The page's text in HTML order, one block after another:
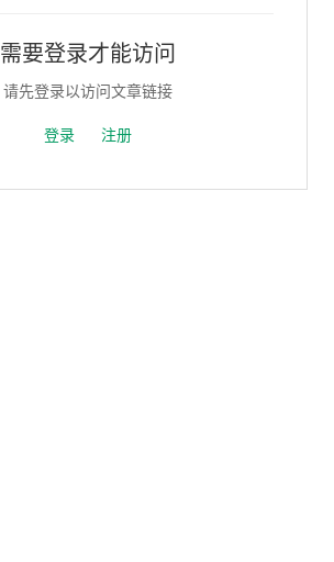
需要登录才能访问
请先登录以访问文章链接
登录 注册